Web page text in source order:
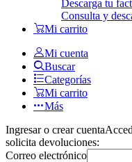
Descarga tu
Consulta y
Mi carrito
Mi cuenta
Buscar
Categorías
Mi carrito
Más
Ingresar o crear cuenta
solicita devoluciones:
Correo electrónico